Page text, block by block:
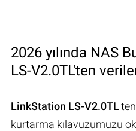
2026 yılında NAS
LS-V2.0TL'ten
LinkStation LS-V2.0TL
kurtarma kılavuzumuzu